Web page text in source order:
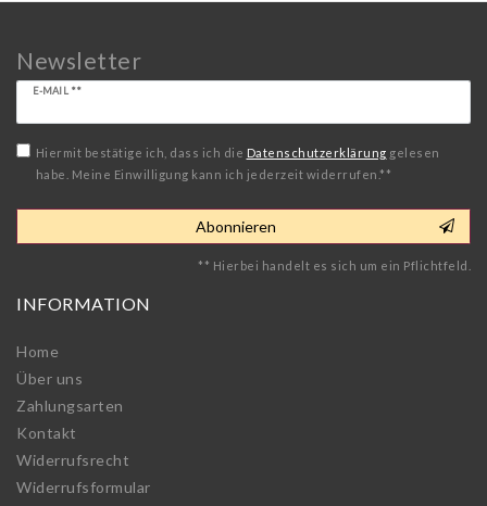
Newsletter
E-MAIL **
Newsletter
Honig
Hiermit bestätige ich, dass ich die Daten­schutz­erklärung gelesen
habe. Meine Einwilligung kann ich jederzeit widerrufen.**
Abonnieren
** Hierbei handelt es sich um ein Pflichtfeld.
INFORMATION
Home
Über uns
Zahlungsarten
Kontakt
Widerrufs­recht
Widerrufs­formular